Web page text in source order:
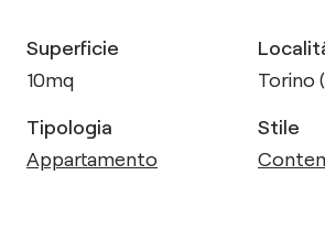
Superficie
10mq
Torino
Tipologia
Appartamento
Stile